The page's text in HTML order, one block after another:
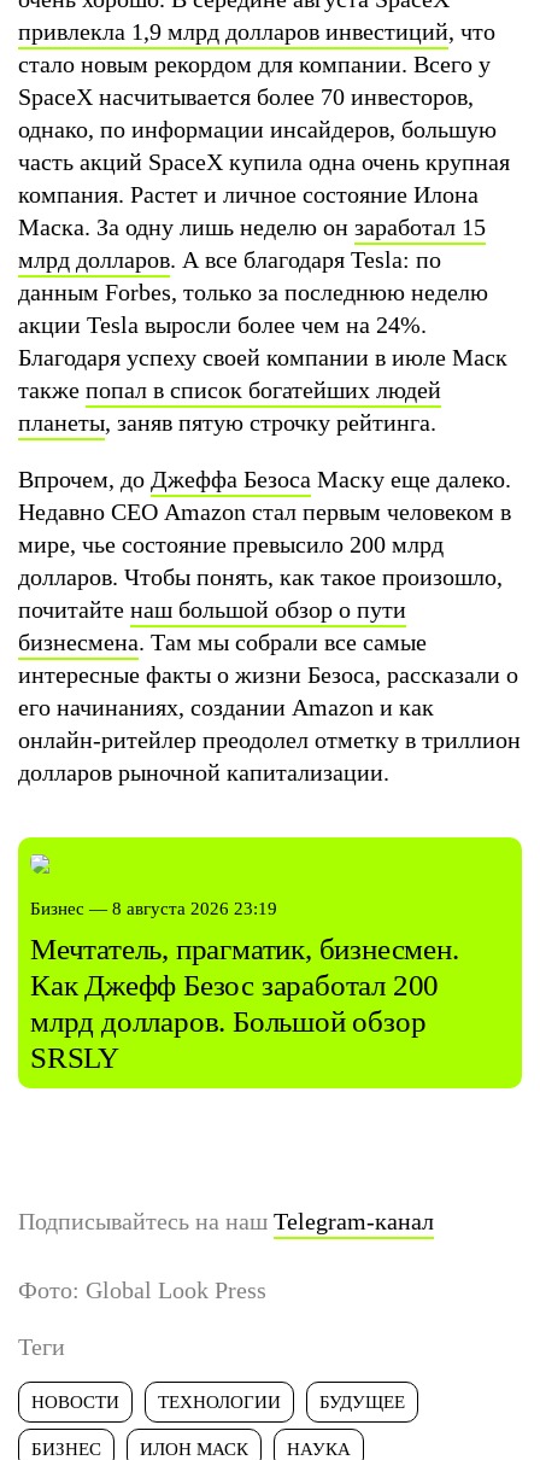
привлекла 1,9 млрд долларов инвестиций, что
стало новым рекордом для компании. Всего у
SpaceX насчитывается более 70 инвесторов,
однако, по информации инсайдеров, большую
часть акций SpaceX купила одна очень крупная
компания. Растет и личное состояние Илона
Маска. За одну лишь неделю он заработал 15
млрд долларов. А все благодаря Tesla: по
данным Forbes, только за последнюю неделю
акции Tesla выросли более чем на 24%.
Благодаря успеху своей компании в июле Маск
также попал в список богатейших людей
планеты, заняв пятую строчку рейтинга.
Впрочем, до Джеффа Безоса Маску еще далеко.
Недавно СЕО Amazon стал первым человеком в
мире, чье состояние превысило 200 млрд
долларов. Чтобы понять, как такое произошло,
почитайте наш большой обзор о пути
бизнесмена. Там мы собрали все самые
интересные факты о жизни Безоса, рассказали о
его начинаниях, создании Amazon и как
онлайн-ритейлер преодолел отметку в триллион
долларов рыночной капитализации.
Бизнес — 8 августа 2026 23:19
Мечтатель, прагматик, бизнесмен.
Как Джефф Безос заработал 200
млрд долларов. Большой обзор
SRSLY
Подписывайтесь на наш Telegram-канал
Фото: Global Look Press
Теги
НОВОСТИ ТЕХНОЛОГИИ БУДУЩЕЕ
БИЗНЕС ИЛОН МАСК НАУКА